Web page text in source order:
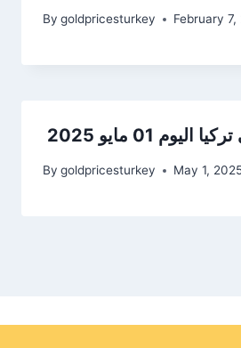
By goldpricesturkey February 7,
01 مايو 2025
By goldpricesturkey May 1,